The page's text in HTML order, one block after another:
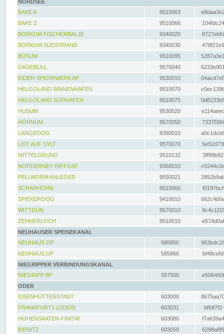
NORDSEE
BAKE A
9510063
BAKE Z
9510066
BORKUM FISCHERBALJE
9340020
BORKUM SÜDSTRAND
9340030
BÜSUM
9510095
DAGEBÜLL
9570040
EIDER-SPERRWERK AP
9530010
HELGOLAND BINNENHAFEN
9510070
HELGOLAND SÜDHAFEN
9510075
HUSUM
9530020
HÖRNUM
9570050
LANGEOOG
9390010
LIST AUF SYLT
9570070
MITTELGRUND
9510132
NORDERNEY RIFFGAT
9360010
PELLWORM ANLEGER
9550021
SCHARHÖRN
9510060
SPIEKEROOG
9410010
WITTDÜN
9570010
ZEHNERLOCH
9510010
NEUHAUSER SPEISEKANAL
NEUHAUS OP
585850
NEUHAUS UP
585860
NIEGRIPPER VERBINDUNGSKANAL
NIEGRIPP BP
587500
ODER
EISENHÜTTENSTADT
603000
FRANKFURT1 (ODER)
603031
HOHENSAATEN-FINOW
603080
KIENITZ
603050